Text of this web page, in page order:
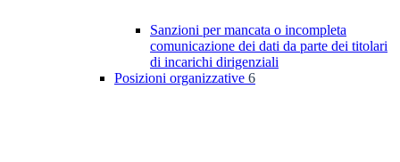
Sanzioni per mancata o incompleta
comunicazione dei dati da parte dei titolari
di incarichi dirigenziali
Posizioni organizzative 6